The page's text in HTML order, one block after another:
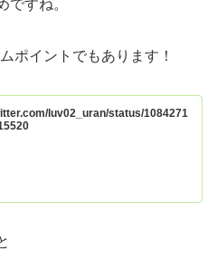
ですね。
ポイントでもあります！
luv02_uran/status/1084271